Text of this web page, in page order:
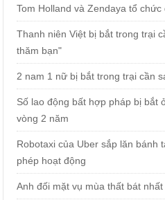
Tom Holland và Zendaya tổ
Thanh niên Việt bị bắt trong trại
thăm bạn"
2 nam 1 nữ bị bắt trong trại cần
Số lao động bất hợp pháp bị bắt
vòng 2 năm
Robotaxi của Uber sắp lăn bánh
phép hoạt động
Anh đối mặt vụ mùa thất bát